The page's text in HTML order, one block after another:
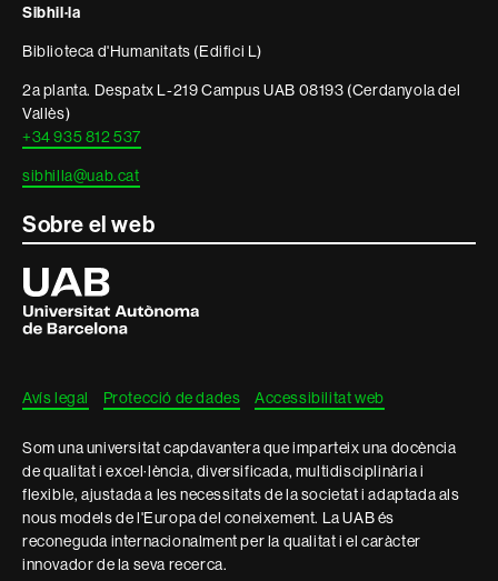
informació
legal
Sibhil·la
Biblioteca d'Humanitats (Edifici L)
2a planta. Despatx L-219 Campus UAB 08193 (Cerdanyola del
Vallès)
+34 935 812 537
sibhilla@uab.cat
Sobre el web
Universitat
Autònoma
de
Barcelona
Avís legal Protecció de dades Accessibilitat web
Som una universitat capdavantera que imparteix una docència
de qualitat i excel·lència, diversificada, multidisciplinària i
flexible, ajustada a les necessitats de la societat i adaptada als
nous models de l'Europa del coneixement. La UAB és
reconeguda internacionalment per la qualitat i el caràcter
innovador de la seva recerca.